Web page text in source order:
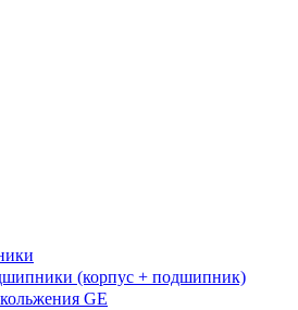
(корпус + подшипник)
GE